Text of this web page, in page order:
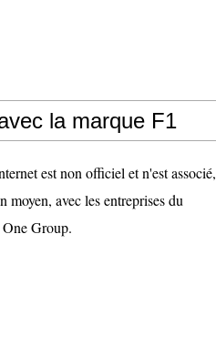
la marque F1
est non officiel et n'est associé,
moyen, avec les entreprises du
Group.